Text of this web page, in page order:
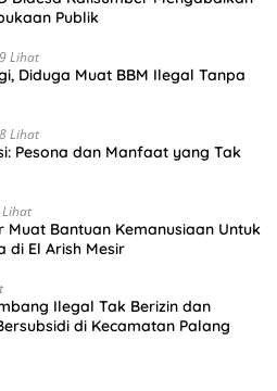
Publik
Lihat
Diduga Muat BBM Ilegal Tanpa
Lihat
Pesona dan Manfaat yang Tak
Muat Bantuan Kemanusiaan Untuk
di El Arish Mesir
Ilegal Tak Berizin dan
di Kecamatan Palang